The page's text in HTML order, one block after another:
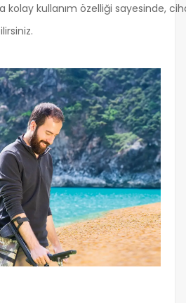
kolay kullanım özelliği sayesinde,